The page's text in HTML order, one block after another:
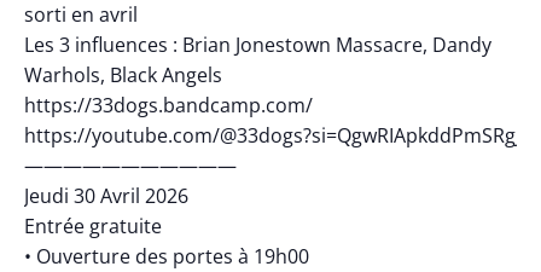
sorti en avril
Les 3 influences : Brian Jonestown Massacre, Dandy
Warhols, Black Angels
https://33dogs.bandcamp.com/
https://youtube.com/@33dogs?si=QgwRIApkddPmSRgJ
———————————
Jeudi 30 Avril 2026
Entrée gratuite
• Ouverture des portes à 19h00